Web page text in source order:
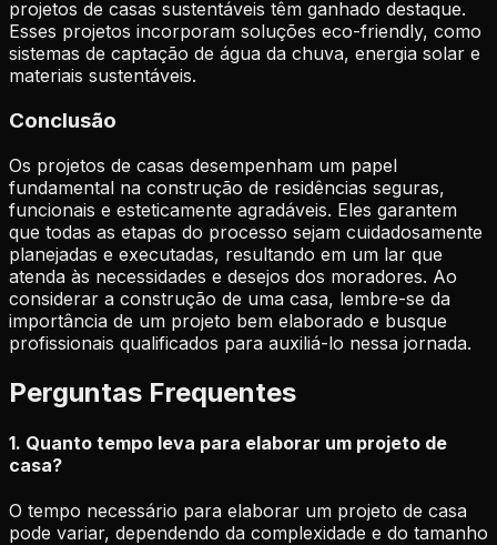
projetos de casas sustentáveis têm ganhado destaque.
Esses projetos incorporam soluções eco-friendly, como
sistemas de captação de água da chuva, energia solar e
materiais sustentáveis.
Conclusão
Os projetos de casas desempenham um papel
fundamental na construção de residências seguras,
funcionais e esteticamente agradáveis. Eles garantem
que todas as etapas do processo sejam cuidadosamente
planejadas e executadas, resultando em um lar que
atenda às necessidades e desejos dos moradores. Ao
considerar a construção de uma casa, lembre-se da
importância de um projeto bem elaborado e busque
profissionais qualificados para auxiliá-lo nessa jornada.
Perguntas Frequentes
1. Quanto tempo leva para elaborar um projeto de
casa?
O tempo necessário para elaborar um projeto de casa
pode variar, dependendo da complexidade e do tamanho